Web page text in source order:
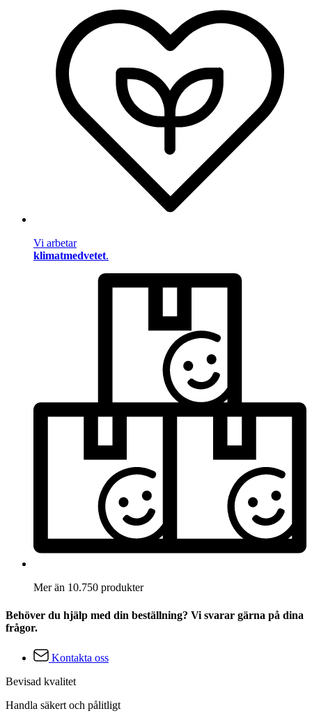
Vi arbetar
klimatmedvetet.
Mer än 10.750 produkter
Behöver du hjälp med din beställning? Vi svarar gärna på dina
frågor.
Kontakta oss
Bevisad kvalitet
Handla säkert och pålitligt